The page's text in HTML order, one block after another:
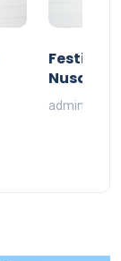
Festival
admin